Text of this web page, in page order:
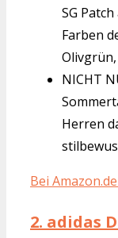
SG
Farben
Olivgrün,
NICHT
Herren
Bei
2. adidas